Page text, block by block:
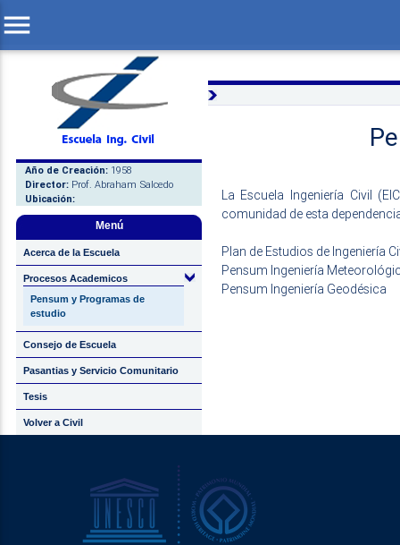
menu
Año de Creación: 1958
Director: Prof. Abraham Salcedo
Ubicación:
Menú
Acerca de la Escuela
Procesos Academicos
Pensum y Programas de
estudio
Consejo de Escuela
Pasantias y Servicio Comunitario
Tesis
Volver a Civil
La Escuela Ingeniería Civil
comunidad de esta
Plan de Estudios de Ingeniería
Pensum Ingeniería
Pensum Ingeniería Geodésica